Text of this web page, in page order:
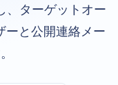
、ターゲットオー
と公開連絡メー